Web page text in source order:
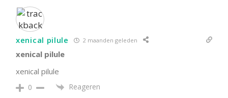
xenical pilule 2 maanden geleden
xenical pilule
xenical pilule
0 Reageren